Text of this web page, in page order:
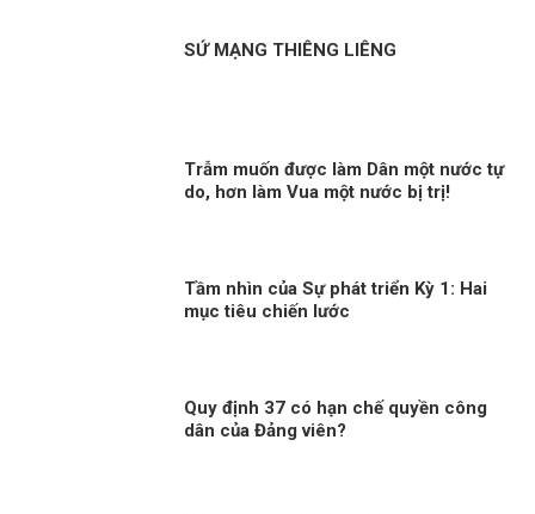
SỨ MẠNG THIÊNG LIÊNG
Trẫm muốn được làm Dân một nước tự
do, hơn làm Vua một nước bị trị!
Tầm nhìn của Sự phát triển Kỳ 1: Hai
mục tiêu chiến lước
Quy định 37 có hạn chế quyền công
dân của Đảng viên?